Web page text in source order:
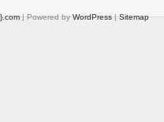
| Powered byWordPress|Sitemap